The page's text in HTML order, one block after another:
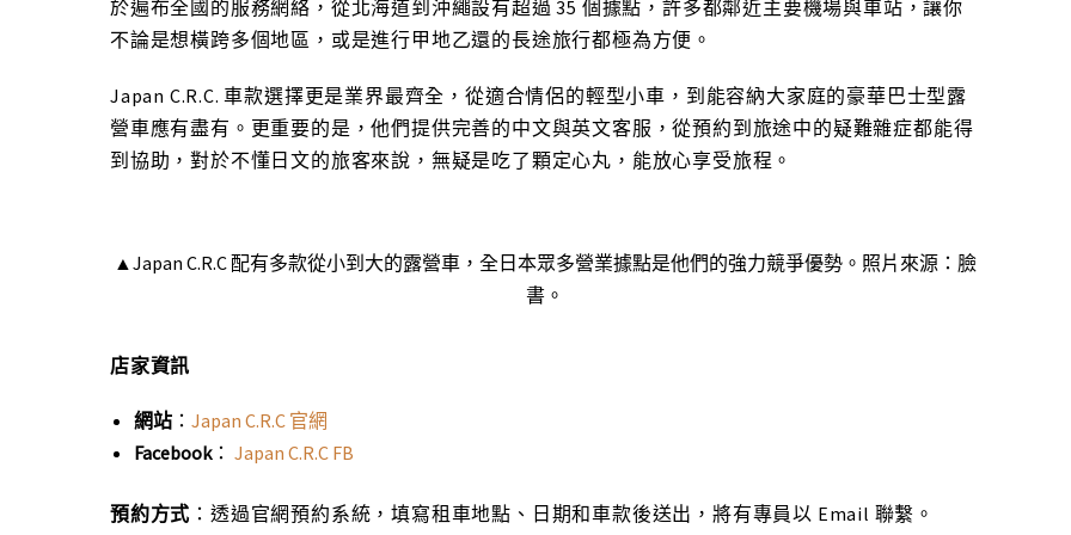
於遍布全國的服務網絡，從北海道到沖繩設有超過 35 個據點，許多都鄰近主要機場與車站，讓你
不論是想橫跨多個地區，或是進行甲地乙還的長途旅行都極為方便。
Japan C.R.C. 車款選擇更是業界最齊全，從適合情侶的輕型小車，到能容納大家庭的豪華巴士型露
營車應有盡有。更重要的是，他們提供完善的中文與英文客服，從預約到旅途中的疑難雜症都能得
到協助，對於不懂日文的旅客來說，無疑是吃了顆定心丸，能放心享受旅程。
▲Japan C.R.C 配有多款從小到大的露營車，全日本眾多營業據點是他們的強力競爭優勢。照片來源：臉
書。
店家資訊
網站 ： Japan C.R.C 官網
Facebook： Japan C.R.C FB
預約方式 ：透過官網預約系統，填寫租車地點、日期和車款後送出，將有專員以 Email 聯繫。